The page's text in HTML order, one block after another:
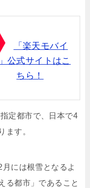
「楽天モバイ
公式サイトはこ
ちら！
定都市で、日本で4
ます。
には根雪となるよ
る都市」であること